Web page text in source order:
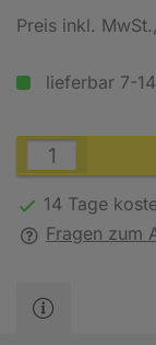
Preis inkl. MwSt.
lieferbar 7-
14 Tage
Fragen zum